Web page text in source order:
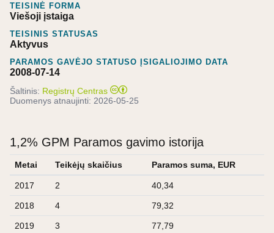
TEISINĖ FORMA
Viešoji įstaiga
TEISINIS STATUSAS
Aktyvus
PARAMOS GAVĖJO STATUSO ĮSIGALIOJIMO DATA
2008-07-14
Šaltinis: Registrų Centras
Duomenys atnaujinti: 2026-05-25
1,2% GPM Paramos gavimo istorija
Metai Teikėjų skaičius Paramos suma, EUR
2017 2 40,34
2018 4 79,32
2019 3 77,79